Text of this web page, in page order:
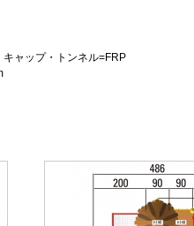
ャップ・トンネル=FRP